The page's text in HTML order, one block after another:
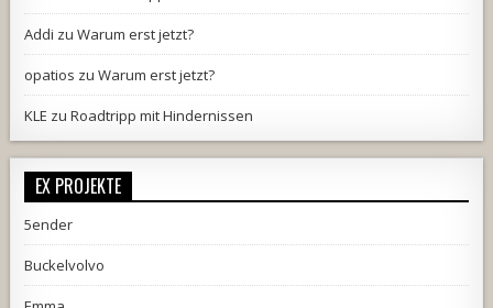
Addi zuWarum erst jetzt?
opatios zuWarum erst jetzt?
KLE zuRoadtripp mit Hindernissen
EX PROJEKTE
5ender
Buckelvolvo